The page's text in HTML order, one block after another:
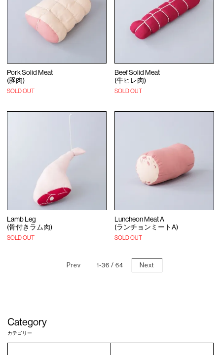
Pork Solid Meat
(豚肉)
SOLD OUT
Beef Solid Meat
(牛ヒレ肉)
SOLD OUT
Lamb Leg
(骨付きラム肉)
SOLD OUT
Luncheon Meat A
(ランチョンミートA)
SOLD OUT
Prev 1-36 / 64 Next
Category
カテゴリー